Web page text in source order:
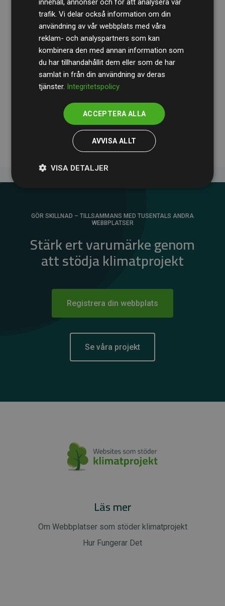
RevisionsbyrånBDOgranskar kontinuerligt våra
beräkningar och vår metod för att säkerställa
transparens och tillförlitlighet.
Deras granskning visar att våra investeringar i
klimatprojekt i genomsnitt kompenserar för
de beräknade CO₂-utsläppenfrån
medlemswebbplatser – ett tydligt bevis på att vårt
arbetssätt ger mätbar klimatnytta.
GÖR SKILLNAD – TILLSAMMANS MED TUSENTALS ANDRA
WEBBPLATSER
Stärk ert varumärke genom
att stödja klimatprojekt
Registrera din webbplats
Se våra projekt
Läs mer
Om Webbplatser som stöder klimatprojekt
Hur Fungerar Det
trafik. Vi delar också information om din
användning av vår webbplats med våra
reklam- och analyspartners som kan
kombinera den med annan information som
du har tillhandahållit dem eller som de har
samlat in från din användning av deras
tjänster. Integritetspolicy
ACCEPTERA ALLA
AVVISA ALLT
VISA DETALJER